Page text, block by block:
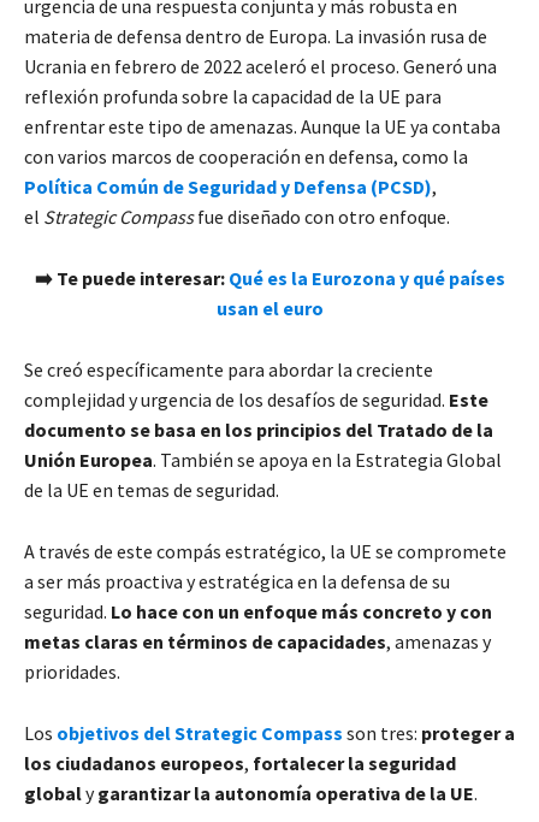
urgencia de una respuesta conjunta y más robusta en
materia de defensa dentro de Europa. La invasión rusa de
Ucrania en febrero de 2022 aceleró el proceso. Generó una
reflexión profunda sobre la capacidad de la UE para
enfrentar este tipo de amenazas. Aunque la UE ya contaba
con varios marcos de cooperación en defensa, como la
Política Común de Seguridad y Defensa (PCSD),
el Strategic Compassfue diseñado con otro enfoque.
➡️ Te puede interesar: Qué es la Eurozona y qué países
usan el euro
Se creó específicamente para abordar la creciente
complejidad y urgencia de los desafíos de seguridad. Este
documento se basa en los principios del Tratado de la
Unión Europea. También se apoya en la Estrategia Global
de la UE en temas de seguridad.
A través de este compás estratégico, la UE se compromete
a ser más proactiva y estratégica en la defensa de su
seguridad. Lo hace con un enfoque más concreto y con
metas claras en términos de capacidades, amenazas y
prioridades.
Los objetivos del Strategic Compass son tres: proteger a
los ciudadanos europeos, fortalecer la seguridad
globalygarantizar la autonomía operativa de la UE.